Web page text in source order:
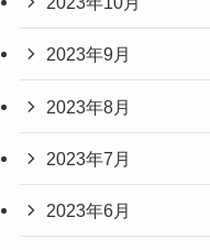
2023年9月
2023年8月
2023年7月
2023年6月